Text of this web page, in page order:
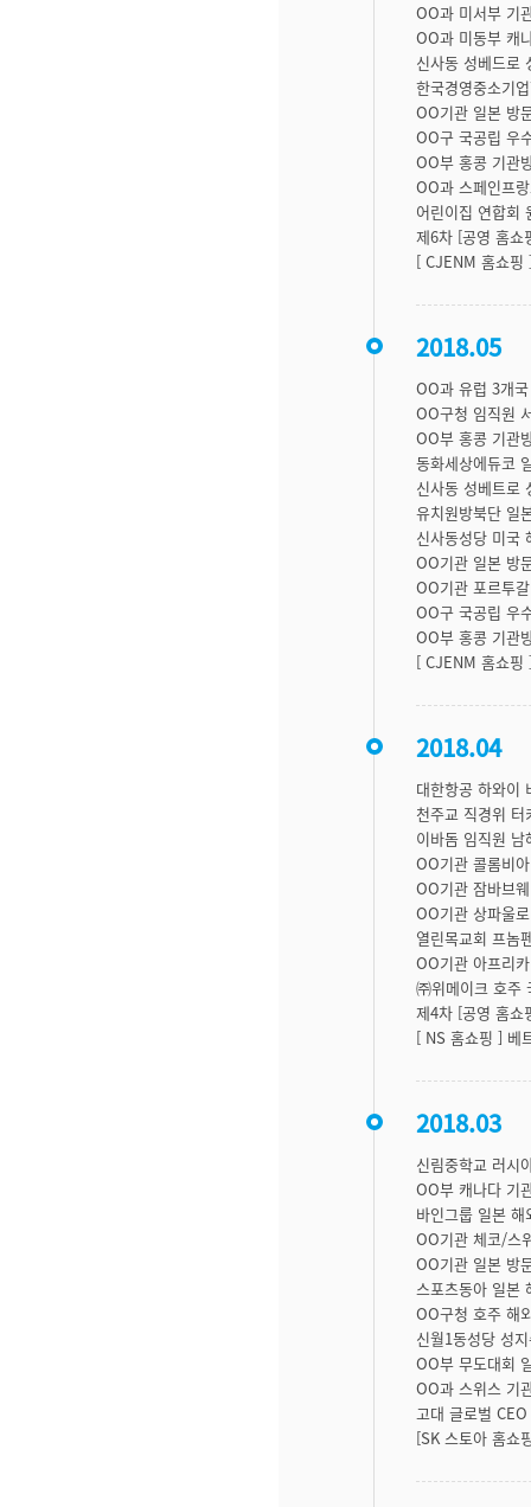
OO과 미서부 기
OO과 미동부 캐
신사동 성베드로
한국경영중소기
OO기관 일본 방
OO구 국공립 우
OO부 홍콩 기관
OO과 스페인프
어린이집 연합회
제6차 [공영 홈쇼
[ CJENM 홈쇼
2018.05
OO과 유럽 3개
OO구청 임직원
OO부 홍콩 기관
동화세상에듀코
신사동 성베트로
유치원방북단 일
신사동성당 미국
OO기관 일본 방
OO기관 포르투
OO구 국공립 우
OO부 홍콩 기관
[ CJENM 홈쇼핑
2018.04
대한항공 하와이
천주교 직경위
이바돔 임직원
OO기관 콜롬비
OO기관 잠바브
OO기관 상파울
열린목교회 프놈
OO기관 아프리
㈜위메이크 호주
제4차 [공영 홈쇼
[ NS 홈쇼핑 ] 베
2018.03
신림중학교 러시
OO부 캐나다 기
바인그룹 일본 해
OO기관 체코/스
OO기관 일본 방
스포츠동아 일본
OO구청 호주 해
신월1동성당 성
OO부 무도대회
OO과 스위스 기
고대 글로벌
[SK 스토아 홈쇼